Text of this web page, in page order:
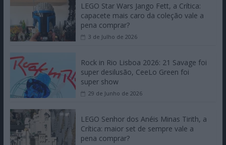
LEGO Star Wars Jango Fett, a Crítica:
capacete mais caro da coleção vale a
pena comprar?
3 de Julho de 2026
Rock in Rio Lisboa 2026: 21 Savage foi
super desilusão, CeeLo Green foi
super show
29 de Junho de 2026
LEGO Senhor dos Anéis Minas Tirith, a
Crítica: maior set de sempre vale a
pena comprar?